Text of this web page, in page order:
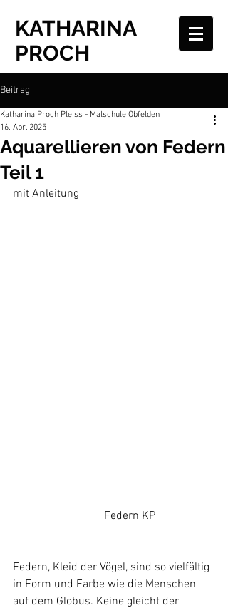
KATHARINA
PROCH
Beitrag
Aquarellieren von Federn
Teil 1
Katharina Proch Pleiss - Malschule Obfelden
16. Apr. 2025
mit Anleitung
			  Federn KP
Federn, Kleid der Vögel, sind so vielfältig
in Form und Farbe wie die Menschen
auf dem Globus. Keine gleicht der